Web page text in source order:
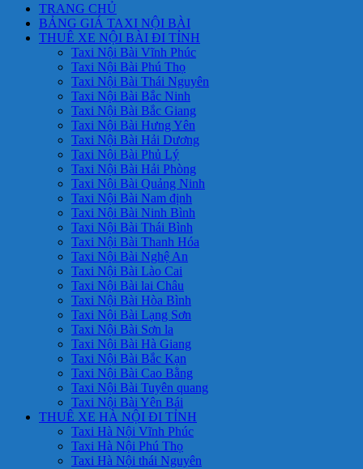
TRANG CHỦ
BẢNG GIÁ TAXI NỘI BÀI
THUÊ XE NỘI BÀI ĐI TỈNH
Taxi Nội Bài Vĩnh Phúc
Taxi Nội Bài Phú Thọ
Taxi Nội Bài Thái Nguyên
Taxi Nội Bài Bắc Ninh
Taxi Nội Bài Bắc Giang
Taxi Nội Bài Hưng Yên
Taxi Nội Bài Hải Dương
Taxi Nội Bài Phủ Lý
Taxi Nội Bài Hải Phòng
Taxi Nội Bài Quảng Ninh
Taxi Nội Bài Nam định
Taxi Nội Bài Ninh Bình
Taxi Nội Bài Thái Bình
Taxi Nội Bài Thanh Hóa
Taxi Nội Bài Nghệ An
Taxi Nội Bài Lào Cai
Taxi Nội Bài lai Châu
Taxi Nội Bài Hòa Bình
Taxi Nội Bài Lạng Sơn
Taxi Nội Bài Sơn la
Taxi Nội Bài Hà Giang
Taxi Nội Bài Bắc Kạn
Taxi Nội Bài Cao Bằng
Taxi Nội Bài Tuyên quang
Taxi Nội Bài Yên Bái
THUÊ XE HÀ NỘI ĐI TỈNH
Taxi Hà Nội Vĩnh Phúc
Taxi Hà Nội Phú Thọ
Taxi Hà Nội thái Nguyên